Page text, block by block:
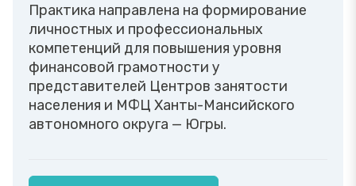
Практика направлена на формирование
личностных и профессиональных
компетенций для повышения уровня
финансовой грамотности у
представителей Центров занятости
населения и МФЦ Ханты-Мансийского
автономного округа — Югры.